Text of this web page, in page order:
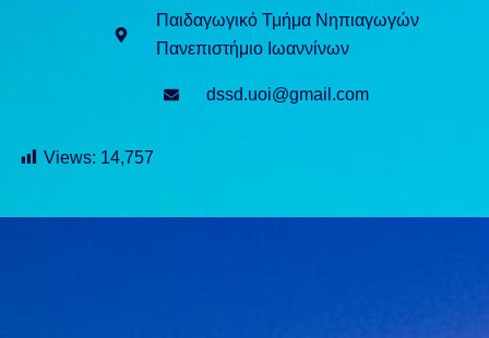
Παιδαγωγικό Τμήμα Νηπιαγωγών
Πανεπιστήμιο Ιωαννίνων
dssd.uoi@gmail.com
Views: 14,757